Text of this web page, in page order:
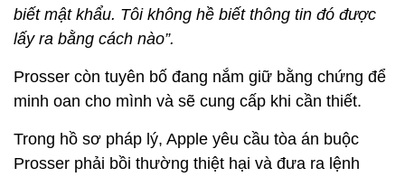
biết mật khẩu. Tôi không hề biết thông tin đó được
lấy ra bằng cách nào”.
Prosser còn tuyên bố đang nắm giữ bằng chứng để
minh oan cho mình và sẽ cung cấp khi cần thiết.
Trong hồ sơ pháp lý, Apple yêu cầu tòa án buộc
Prosser phải bồi thường thiệt hại và đưa ra lệnh